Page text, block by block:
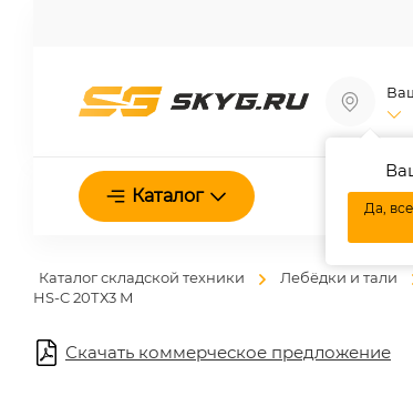
Да,
Каталог
Каталог складской техники Лебёдки и тали
HS-C 20ТХ3 М
Скачать коммерческое предложение